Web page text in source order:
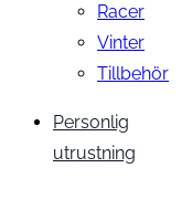
Racer
Vinter
Tillbehör
Personlig
utrustning